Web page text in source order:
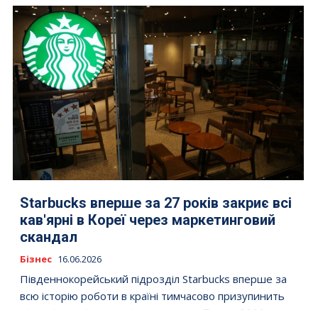
Starbucks вперше за 27 років закриє всі
кав'ярні в Кореї через маркетинговий
скандал
Бізнес 16.06.2026
Південнокорейський підрозділ Starbucks вперше за
всю історію роботи в країні тимчасово призупинить